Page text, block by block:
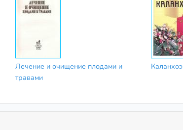
Лечение и очищение плодами и
травами
Каланхоэ